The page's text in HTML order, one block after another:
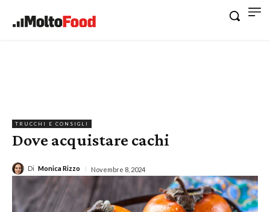
TRUCCHI E CONSIGLI
Dove acquistare cachi
Di Monica Rizzo Novembre 8, 2024